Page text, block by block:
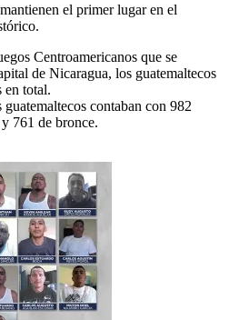
el primer lugar en el
Centroamericanos que se
de Nicaragua, los guatemaltecos
en total.
contaban con 982
761 de bronce.